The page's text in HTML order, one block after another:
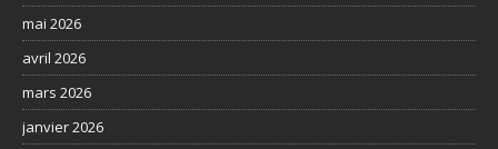
mai 2026
avril 2026
mars 2026
janvier 2026